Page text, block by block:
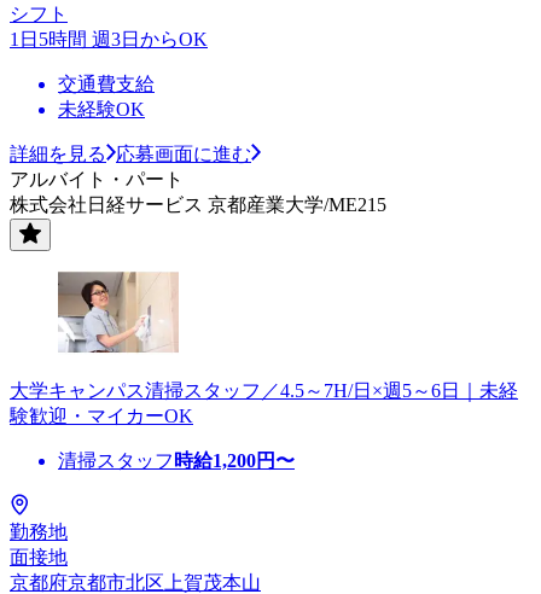
シフト
1日5時間 週3日からOK
交通費支給
未経験OK
詳細を見る
応募画面に進む
アルバイト・パート
株式会社日経サービス 京都産業大学/ME215
大学キャンパス清掃スタッフ／4.5～7H/日×週5～6日｜未経
験歓迎・マイカーOK
清掃スタッフ 時給1,200円〜
勤務地
面接地
京都府京都市北区上賀茂本山